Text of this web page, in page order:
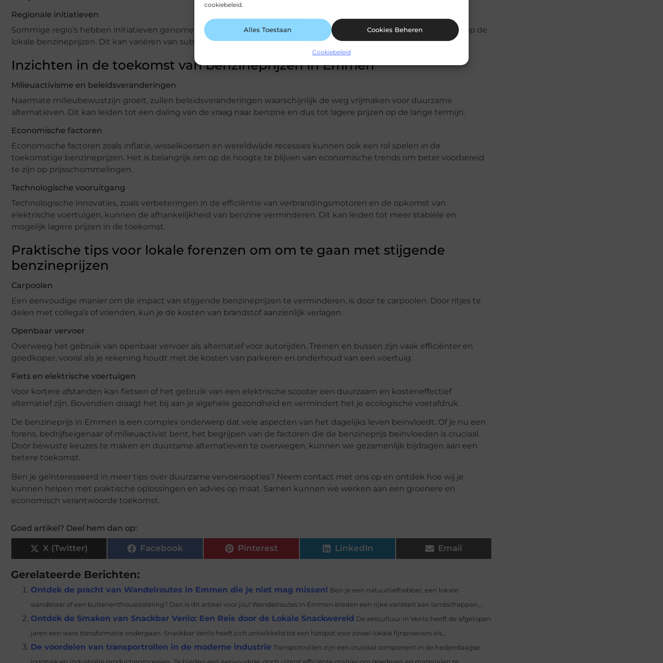
cookiebeleid.
Alles Toestaan Cookies Beheren
Cookiebeleid
Regionale initiatieven
Sommige regio’s hebben initiatieven genomen om duurzame brandstoffen te promoten, wat invloed kan hebben op de
lokale benzineprijzen. Dit kan variëren van subsidies voor elektrische voertuigen tot kortingen op biobrandstoffen.
Inzichten in de toekomst van benzineprijzen in Emmen
Milieuactivisme en beleidsveranderingen
Naarmate milieubewustzijn groeit, zullen beleidsveranderingen waarschijnlijk de weg vrijmaken voor duurzame
alternatieven. Dit kan leiden tot een daling van de vraag naar benzine en dus tot lagere prijzen op de lange termijn.
Economische factoren
Economische factoren zoals inflatie, wisselkoersen en wereldwijde recessies kunnen ook een rol spelen in de
toekomstige benzineprijzen. Het is belangrijk om op de hoogte te blijven van economische trends om beter voorbereid
te zijn op prijsschommelingen.
Technologische vooruitgang
Technologische innovaties, zoals verbeteringen in de efficiëntie van verbrandingsmotoren en de opkomst van
elektrische voertuigen, kunnen de afhankelijkheid van benzine verminderen. Dit kan leiden tot meer stabiele en
mogelijk lagere prijzen in de toekomst.
Praktische tips voor lokale forenzen om om te gaan met stijgende
benzineprijzen
Carpoolen
Een eenvoudige manier om de impact van stijgende benzineprijzen te verminderen, is door te carpoolen. Door ritjes te
delen met collega’s of vrienden, kun je de kosten van brandstof aanzienlijk verlagen.
Openbaar vervoer
Overweeg het gebruik van openbaar vervoer als alternatief voor autorijden. Treinen en bussen zijn vaak efficiënter en
goedkoper, vooral als je rekening houdt met de kosten van parkeren en onderhoud van een voertuig.
Fiets en elektrische voertuigen
Voor kortere afstanden kan fietsen of het gebruik van een elektrische scooter een duurzaam en kosteneffectief
alternatief zijn. Bovendien draagt het bij aan je algehele gezondheid en vermindert het je ecologische voetafdruk.
De benzineprijs in Emmen is een complex onderwerp dat vele aspecten van het dagelijks leven beïnvloedt. Of je nu een
forens, bedrijfseigenaar of milieuactivist bent, het begrijpen van de factoren die de benzineprijs beïnvloeden is cruciaal.
Door bewuste keuzes te maken en duurzame alternatieven te overwegen, kunnen we gezamenlijk bijdragen aan een
betere toekomst.
Ben je geïnteresseerd in meer tips over duurzame vervoersopties? Neem contact met ons op en ontdek hoe wij je
kunnen helpen met praktische oplossingen en advies op maat. Samen kunnen we werken aan een groenere en
economisch verantwoorde toekomst.
Goed artikel? Deel hem dan op:
X (Twitter) Facebook Pinterest LinkedIn Email
Gerelateerde Berichten:
Ontdek de pracht van Wandelroutes in Emmen die je niet mag missen! Ben je een natuurliefhebber, een lokale
wandelaar of een buitenenthousiasteling? Dan is dit artikel voor jou! Wandelroutes in Emmen bieden een rijke variëteit aan landschappen,...
Ontdek de Smaken van Snackbar Venlo: Een Reis door de Lokale Snackwereld De eetcultuur in Venlo heeft de afgelopen
jaren een ware transformatie ondergaan. Snackbar Venlo heeft zich ontwikkeld tot een hotspot voor zowel lokale fijnproevers als...
De voordelen van transportrollen in de moderne industrie Transportrollen zijn een cruciaal component in de hedendaagse